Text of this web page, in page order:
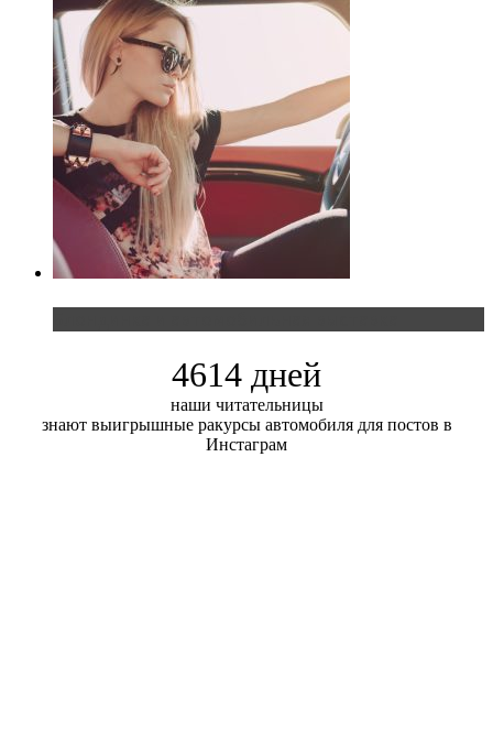
4614 дней
наши читательницы
знают выигрышные ракурсы автомобиля для постов в
Инстаграм